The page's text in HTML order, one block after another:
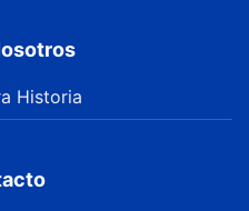
Historia